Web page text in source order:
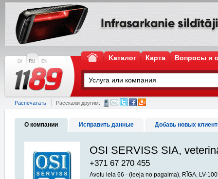
LV RU EN Kаталог Карта Вопросы и
Распечатать Расскажи другим:
О компании Исправить данные Добавь новых
OSI SERVISS SIA,
+371 67 270 455
Avotu iela 66 - (ieeja no pagalma), RĪGA, LV-